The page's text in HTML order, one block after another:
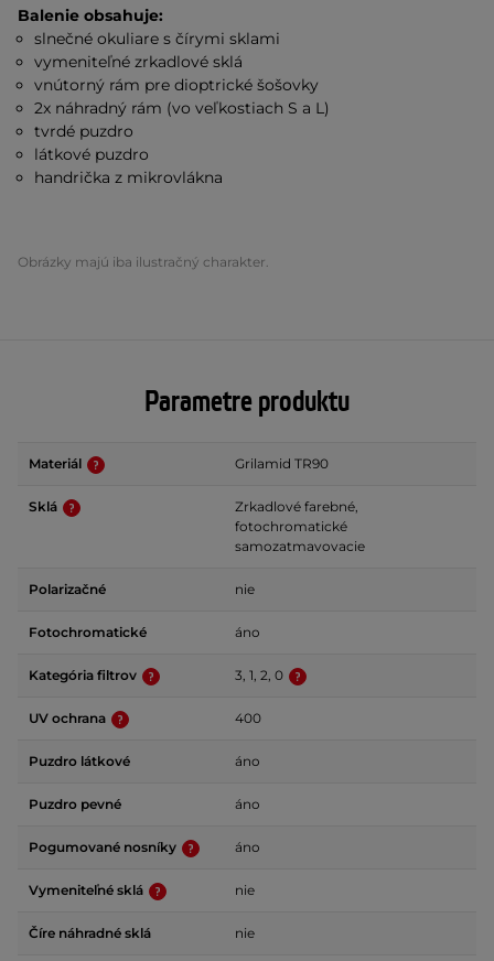
Balenie obsahuje:
slnečné okuliare s čírymi sklami
vymeniteľné zrkadlové sklá
vnútorný rám pre dioptrické šošovky
2x náhradný rám (vo veľkostiach S a L)
tvrdé puzdro
látkové puzdro
handrička z mikrovlákna
Obrázky majú iba ilustračný charakter.
Parametre produktu
Materiál Grilamid TR90
Sklá
Zrkadlové farebné,
fotochromatické
samozatmavovacie
Polarizačné nie
Fotochromatické áno
Kategória filtrov 3, 1, 2, 0
UV ochrana 400
Puzdro látkové áno
Puzdro pevné áno
Pogumované nosníky áno
Vymeniteľné sklá nie
Číre náhradné sklá nie